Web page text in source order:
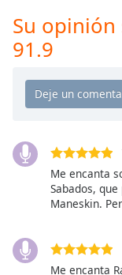
Text
Color
Opacity
Text
Background
Caption
Su opinión
91.9
Me encanta
Sabados,
Maneskin.
Me encanta